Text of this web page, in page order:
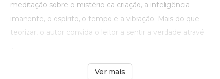
meditação sobre o mistério da criação, a inteligência
imanente, o espírito, o tempo e a vibração. Mais do que
teorizar, o autor convida o leitor a sentir a verdade atravé
Ver mais